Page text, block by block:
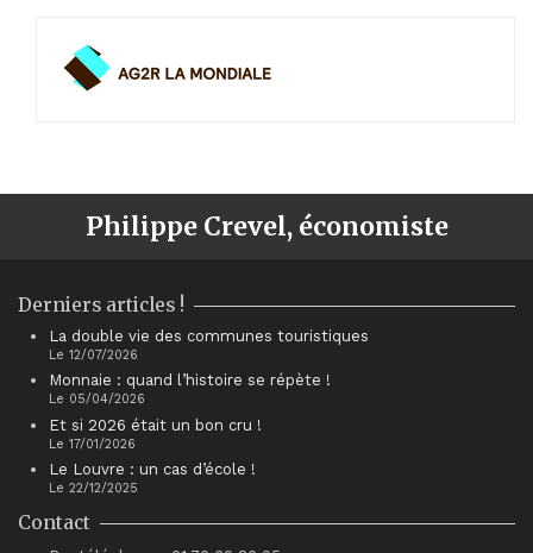
Philippe Crevel, économiste
Derniers articles !
La double vie des communes touristiques
Le 12/07/2026
Monnaie : quand l’histoire se répète !
Le 05/04/2026
Et si 2026 était un bon cru !
Le 17/01/2026
Le Louvre : un cas d’école !
Le 22/12/2025
Contact